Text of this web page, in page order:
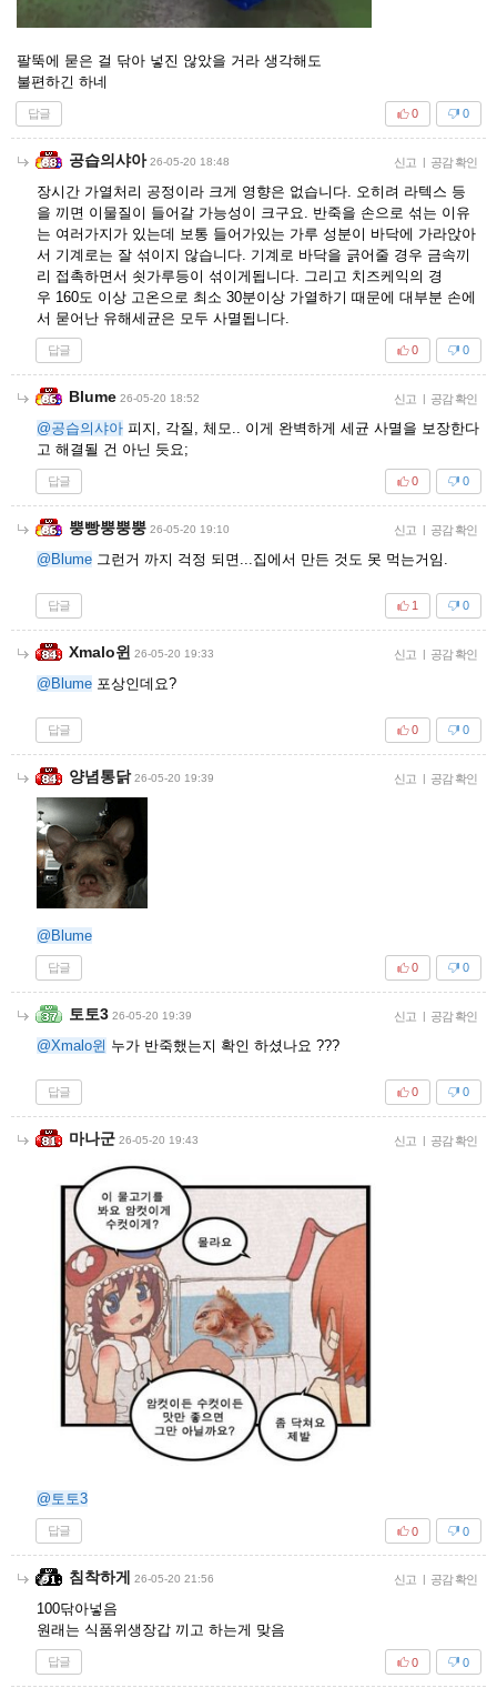
팔뚝에 묻은 걸 닦아 넣진 않았을 거라 생각해도
불편하긴 하네
답글 0
0
공습의샤아 26-05-20 18:48 신고 | 공감 확인
장시간 가열처리 공정이라 크게 영향은 없습니다. 오히려 라텍스 등
을 끼면 이물질이 들어갈 가능성이 크구요. 반죽을 손으로 섞는 이유
는 여러가지가 있는데 보통 들어가있는 가루 성분이 바닥에 가라앉아
서 기계로는 잘 섞이지 않습니다. 기계로 바닥을 긁어줄 경우 금속끼
리 접촉하면서 쇳가루등이 섞이게됩니다. 그리고 치즈케익의 경
우 160도 이상 고온으로 최소 30분이상 가열하기 때문에 대부분 손에
서 묻어난 유해세균은 모두 사멸됩니다.
답글 0
0
Blume 26-05-20 18:52 신고 | 공감 확인
@공습의샤아 피지, 각질, 체모.. 이게 완벽하게 세균 사멸을 보장한다
고 해결될 건 아닌 듯요;
답글 0
0
뿡빵뿡뿡뿡 26-05-20 19:10 신고 | 공감 확인
@Blume 그런거 까지 걱정 되면...집에서 만든 것도 못 먹는거임.
답글 0
1
Xmalo윈 26-05-20 19:33 신고 | 공감 확인
@Blume 포상인데요?
답글 0
0
양념통닭 26-05-20 19:39 신고 | 공감 확인
@Blume
답글 0
0
토토3 26-05-20 19:39 신고 | 공감 확인
@Xmalo윈 누가 반죽했는지 확인 하셨나요 ???
답글 0
0
마나군 26-05-20 19:43 신고 | 공감 확인
@토토3
답글 0
0
침착하게 26-05-20 21:56 신고 | 공감 확인
100닦아넣음
원래는 식품위생장갑 끼고 하는게 맞음
답글 0
0